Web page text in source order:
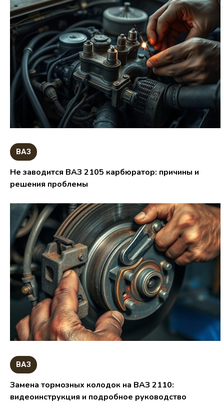
ВАЗ
Не заводится ВАЗ 2105 карбюратор: причины и
решения проблемы
ВАЗ
Замена тормозных колодок на ВАЗ 2110:
видеоинструкция и подробное руководство